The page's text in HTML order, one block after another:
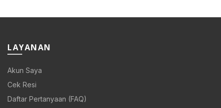
LAYANAN
Akun Saya
Cek Resi
Daftar Pertanyaan (FAQ)